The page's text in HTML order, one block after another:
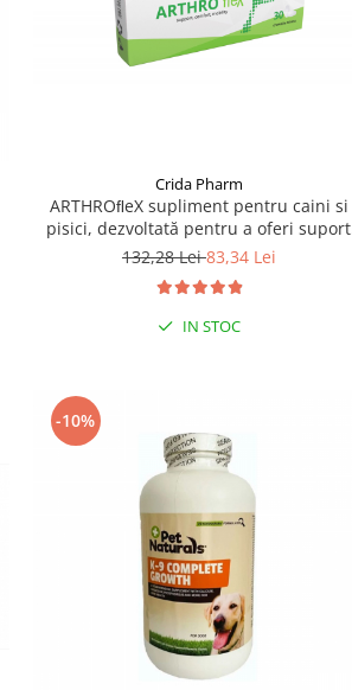
Crida Pharm
ARTHROﬂeX supliment pentru caini si
pisici, dezvoltată pentru a oferi suport
nutrițional și a fortiﬁca sănătatea
132,28 Lei83,34 Lei
IN STOC
-10%